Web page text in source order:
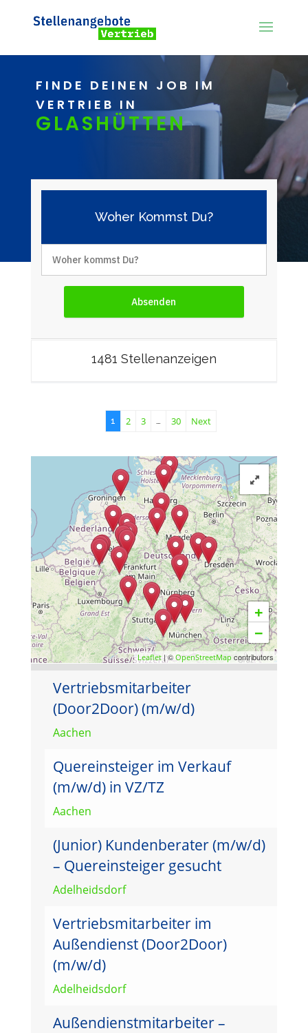
FINDE DEINEN JOB IM
VERTRIEB IN
GLASHÜTTEN
Woher Kommst Du?
1481 Stellenanzeigen
1 2 3 … 30 Next
+
−
Leaflet| ©OpenStreetMap contributors
Vertriebsmitarbeiter
(Door2Door) (m/w/d)
Aachen
Quereinsteiger im Verkauf
(m/w/d) in VZ/TZ
Aachen
(Junior) Kundenberater (m/w/d)
– Quereinsteiger gesucht
Adelheidsdorf
Vertriebsmitarbeiter im
Außendienst (Door2Door)
(m/w/d)
Adelheidsdorf
Außendienstmitarbeiter –